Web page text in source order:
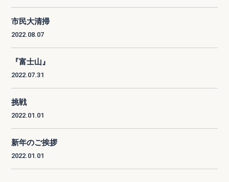
市民大清掃
2022.08.07
『富士山』
2022.07.31
挑戦
2022.01.01
新年のご挨拶
2022.01.01